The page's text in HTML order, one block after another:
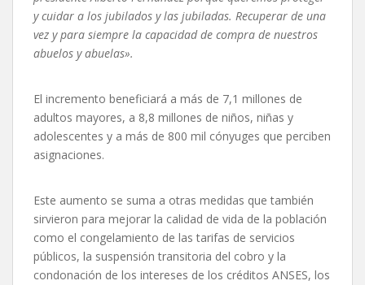
y cuidar a los jubilados y las jubiladas. Recuperar de una
vez y para siempre la capacidad de compra de nuestros
abuelos y abuelas».
El incremento beneficiará a más de 7,1 millones de
adultos mayores, a 8,8 millones de niños, niñas y
adolescentes y a más de 800 mil cónyuges que perciben
asignaciones.
Este aumento se suma a otras medidas que también
sirvieron para mejorar la calidad de vida de la población
como el congelamiento de las tarifas de servicios
públicos, la suspensión transitoria del cobro y la
condonación de los intereses de los créditos ANSES, los